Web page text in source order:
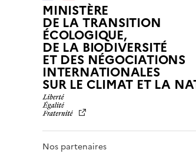
MINISTÈRE
DE LA TRANSITION
ÉCOLOGIQUE,
DE LA BIODIVERSITÉ
ET DES NÉGOCIATIONS
INTERNATIONALES
SUR LE CLIMAT ET LA
Nos partenaires